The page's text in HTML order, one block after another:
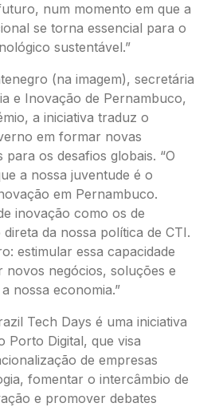
num momento em que a
se torna essencial para o
sustentável.”
(na imagem), secretária
e Inovação de Pernambuco,
a iniciativa traduz o
em formar novas
os desafios globais. “O
a nossa juventude é o
em Pernambuco.
inovação como os de
da nossa política de CTI.
estimular essa capacidade
novos negócios, soluções e
nossa economia.”
Tech Days é uma iniciativa
Porto Digital, que visa
de empresas
fomentar o intercâmbio de
e promover debates